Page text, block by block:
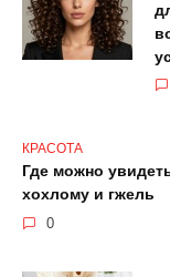
КРАСОТА
Где можно
хохлому и гжель
0